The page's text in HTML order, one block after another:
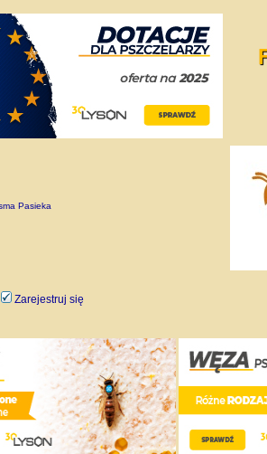
Zarejestruj się